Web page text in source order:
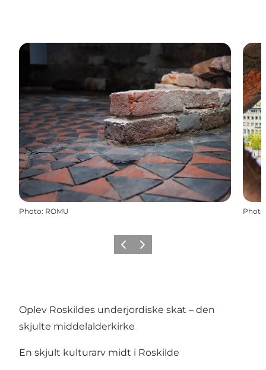
Photo: ROMU Photo
Previous
Next
Oplev Roskildes underjordiske skat – den
skjulte middelalderkirke
En skjult kulturarv midt i Roskilde